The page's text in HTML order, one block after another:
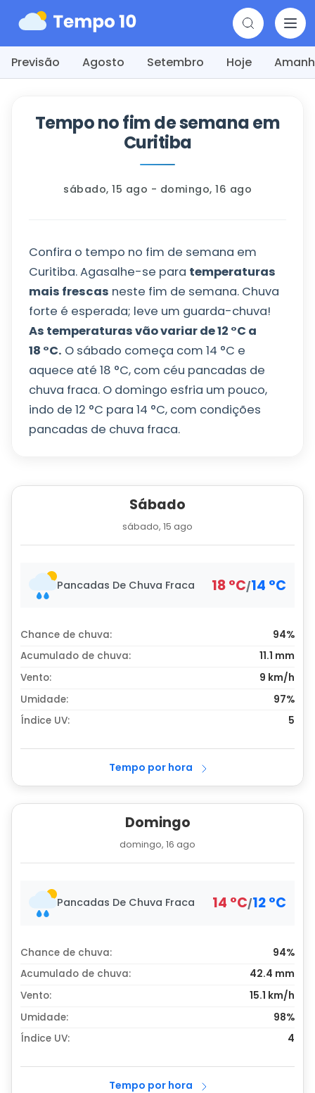
Previsão Agosto Setembro Hoje
Tempo no fim de semana em
Curitiba
sábado, 15 ago - domingo, 16 ago
Confira o tempo no fim de semana em
Curitiba. Agasalhe-se para temperaturas
mais frescas neste fim de semana. Chuva
forte é esperada; leve um guarda-chuva!
As temperaturas vão variar de12 °C a
18 °C. O sábado começa com 14 °C e
aquece até 18 °C, com céu pancadas de
chuva fraca. O domingo esfria um pouco,
indo de 12 °C para 14 °C, com condições
pancadas de chuva fraca.
Sábado
sábado, 15 ago
Pancadas De Chuva Fraca 18°C/14 °C
Chance de chuva:
94%
Acumulado de chuva:
11.1 mm
Vento:
9 km/h
Umidade:
97%
Índice UV:
5
Tempo por hora
Domingo
domingo, 16 ago
Pancadas De Chuva Fraca 14 °C/12°C
Chance de chuva:
94%
Acumulado de chuva:
42.4 mm
Vento:
15.1 km/h
Umidade:
98%
Índice UV:
4
Tempo por hora